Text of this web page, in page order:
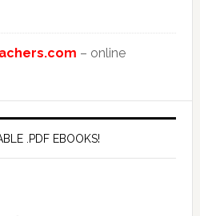
– online
.PDF EBOOKS!